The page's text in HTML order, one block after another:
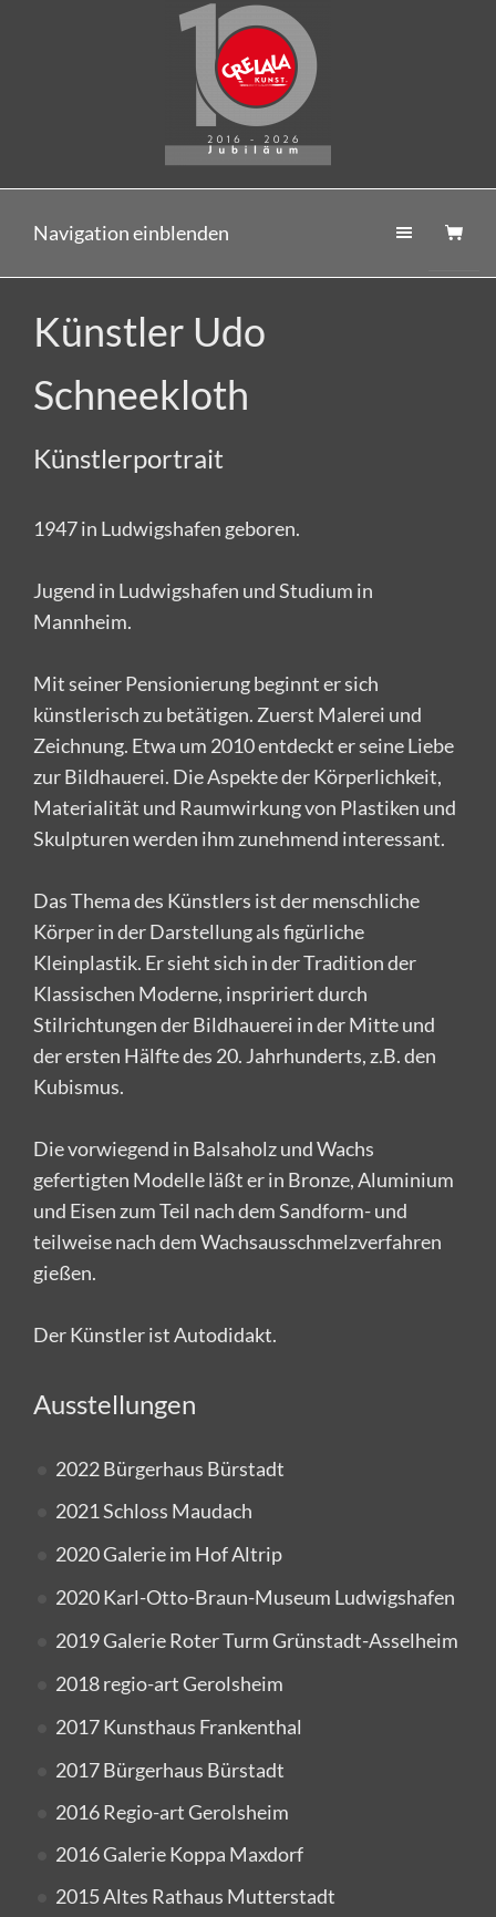
Navigation einblenden
Künstler Udo
Schneekloth
Künstlerportrait
1947 in Ludwigshafen geboren.
Jugend in Ludwigshafen und Studium in
Mannheim.
Mit seiner Pensionierung beginnt er sich
künstlerisch zu betätigen. Zuerst Malerei und
Zeichnung. Etwa um 2010 entdeckt er seine Liebe
zur Bildhauerei. Die Aspekte der Körperlichkeit,
Materialität und Raumwirkung von Plastiken und
Skulpturen werden ihm zunehmend interessant.
Das Thema des Künstlers ist der menschliche
Körper in der Darstellung als figürliche
Kleinplastik. Er sieht sich in der Tradition der
Klassischen Moderne, inspririert durch
Stilrichtungen der Bildhauerei in der Mitte und
der ersten Hälfte des 20. Jahrhunderts, z.B. den
Kubismus.
Die vorwiegend in Balsaholz und Wachs
gefertigten Modelle läßt er in Bronze, Aluminium
und Eisen zum Teil nach dem Sandform- und
teilweise nach dem Wachsausschmelzverfahren
gießen.
Der Künstler ist Autodidakt.
Ausstellungen
2022 Bürgerhaus Bürstadt
2021 Schloss Maudach
2020 Galerie im Hof Altrip
2020 Karl-Otto-Braun-Museum Ludwigshafen
2019 Galerie Roter Turm Grünstadt-Asselheim
2018 regio-art Gerolsheim
2017 Kunsthaus Frankenthal
2017 Bürgerhaus Bürstadt
2016 Regio-art Gerolsheim
2016 Galerie Koppa Maxdorf
2015 Altes Rathaus Mutterstadt